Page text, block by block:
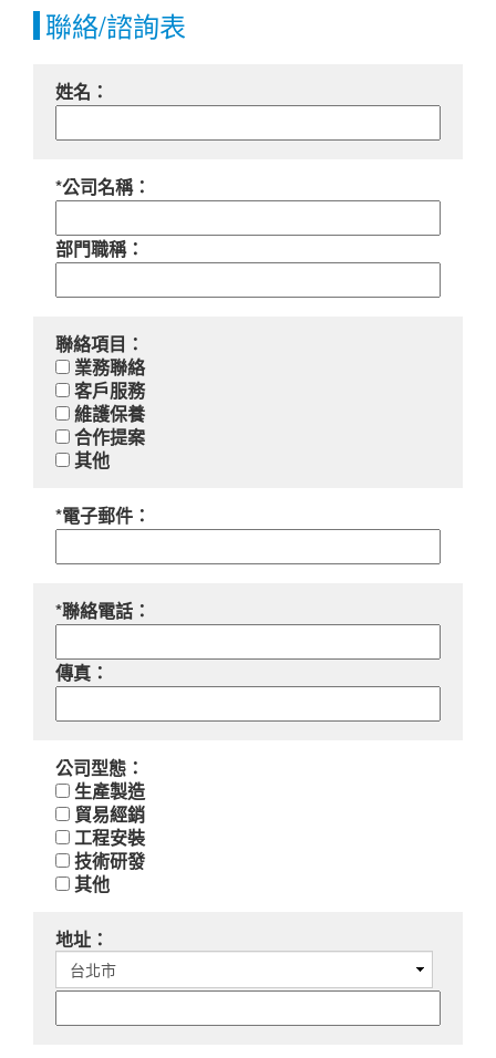
聯絡/諮詢表
姓名：
*公司名稱：
部門職稱：
聯絡項目：
業務聯絡
客戶服務
維護保養
合作提案
其他
*電子郵件：
*聯絡電話：
傳真：
公司型態：
生產製造
貿易經銷
工程安裝
技術研發
其他
地址：